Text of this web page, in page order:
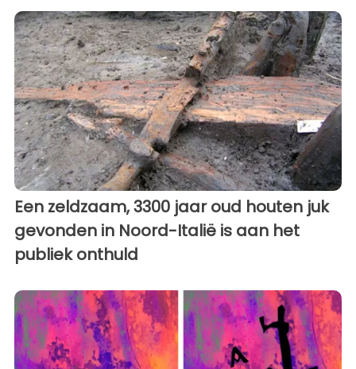
Een zeldzaam, 3300 jaar oud houten juk
gevonden in Noord-Italië is aan het
publiek onthuld